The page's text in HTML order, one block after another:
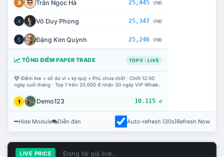
3 Trần Ngọc Hà 25,445 VNĐ
4 Võ Duy Phong 25,347 VNĐ
5 Đặng Kim Quỳnh 25,246 VNĐ
TỔNG ĐIỂM PAPER TRADE TOP 5 · LIVE
Điểm live = số dư ví + ký quỹ + PnL chưa chốt · Chốt 12:00
ngày cuối tháng · Top 1 trên 20.000 đ nhận 30 ngày VIP Whale.
1 Demo123 10.115 đ
Hide Module Diễn đàn Auto-refresh (30s)Refresh Now
LIVE PRICE Đang tải giá live...